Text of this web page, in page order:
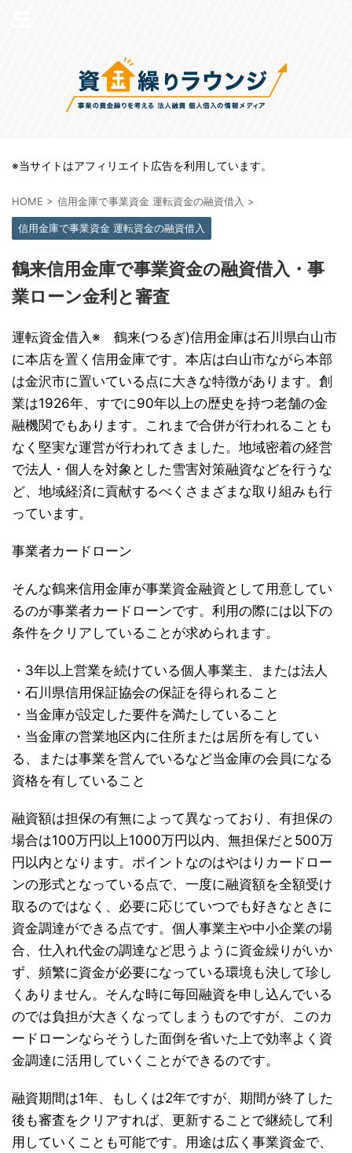
※当サイトはアフィリエイト広告を利用しています。
HOME > 信用金庫で事業資金 運転資金の融資借入 >
信用金庫で事業資金 運転資金の融資借入
鶴来信用金庫で事業資金の融資借入・事
業ローン金利と審査
運転資金借入※ 鶴来(つるぎ)信用金庫は石川県白山市
に本店を置く信用金庫です。本店は白山市ながら本部
は金沢市に置いている点に大きな特徴があります。創
業は1926年、すでに90年以上の歴史を持つ老舗の金
融機関でもあります。これまで合併が行われることも
なく堅実な運営が行われてきました。地域密着の経営
で法人・個人を対象とした雪害対策融資などを行うな
ど、地域経済に貢献するべくさまざまな取り組みも行
っています。
事業者カードローン
そんな鶴来信用金庫が事業資金融資として用意してい
るのが事業者カードローンです。利用の際には以下の
条件をクリアしていることが求められます。
・3年以上営業を続けている個人事業主、または法人
・石川県信用保証協会の保証を得られること
・当金庫が設定した要件を満たしていること
・当金庫の営業地区内に住所または居所を有してい
る、または事業を営んでいるなど当金庫の会員になる
資格を有していること
融資額は担保の有無によって異なっており、有担保の
場合は100万円以上1000万円以内、無担保だと500万
円以内となります。ポイントなのはやはりカードロー
ンの形式となっている点で、一度に融資額を全額受け
取るのではなく、必要に応じていつでも好きなときに
資金調達ができる点です。個人事業主や中小企業の場
合、仕入れ代金の調達など思うように資金繰りがいか
ず、頻繁に資金が必要になっている環境も決して珍し
くありません。そんな時に毎回融資を申し込んでいる
のでは負担が大きくなってしまうものですが、このカ
ードローンならそうした面倒を省いた上で効率よく資
金調達に活用していくことができるのです。
融資期間は1年、もしくは2年ですが、期間が終了した
後も審査をクリアすれば、更新することで継続して利
用していくことも可能です。用途は広く事業資金で、